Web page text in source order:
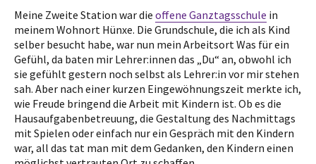
Meine Zweite Station war die offene Ganztagsschule in
meinem Wohnort Hünxe. Die Grundschule, die ich als Kind
selber besucht habe, war nun mein Arbeitsort Was für ein
Gefühl, da baten mir Lehrer:innen das „Du“ an, obwohl ich
sie gefühlt gestern noch selbst als Lehrer:in vor mir stehen
sah. Aber nach einer kurzen Eingewöhnungszeit merkte ich,
wie Freude bringend die Arbeit mit Kindern ist. Ob es die
Hausaufgabenbetreuung, die Gestaltung des Nachmittags
mit Spielen oder einfach nur ein Gespräch mit den Kindern
war, all das tat man mit dem Gedanken, den Kindern einen